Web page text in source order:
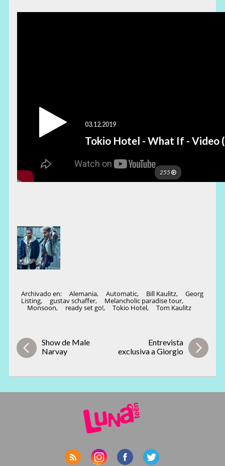
Archivado en: Alemania, Automatic, Bill Kaulitz, Georg
Listing, gustav schaffer, Melancholic paradise tour,
Monsoon, ready set go!, Tokio Hotel, Tom Kaulitz
Show de Male
Narvay
Entrevista
exclusiva a Giorgio